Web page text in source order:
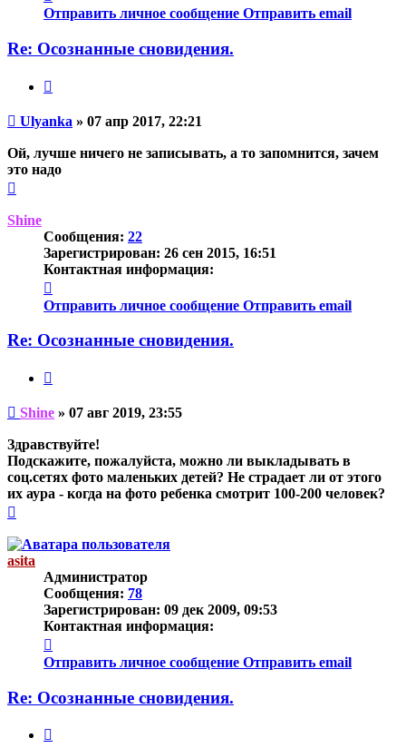
информация
пользователя
Отправить личное сообщение Отправить email
Re: Осознанные сновидения.
Непрочитанное
сообщение
Ulyanka » 07 апр 2017, 22:21
Ой, лучше ничего не записывать, а то запомнится, зачем
это надо
началу
Shine
Сообщения: 22
Зарегистрирован: 26 сен 2015, 16:51
Контактная информация:
информация
пользователя
Отправить личное сообщение Отправить email
Re: Осознанные сновидения.
Непрочитанное
Shine » 07 авг 2019, 23:55
Здравствуйте!
Подскажите, пожалуйста, можно ли выкладывать в
соц.сетях фото маленьких детей? Не страдает ли от этого
их аура - когда на фото ребенка смотрит 100-200 человек?
началу
asita
Администратор
Сообщения: 78
Зарегистрирован: 09 дек 2009, 09:53
Контактная информация:
информация
пользователя
Отправить личное сообщение Отправить email
Re: Осознанные сновидения.